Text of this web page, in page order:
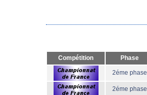
Compétition Phase
2éme phase
2éme phase